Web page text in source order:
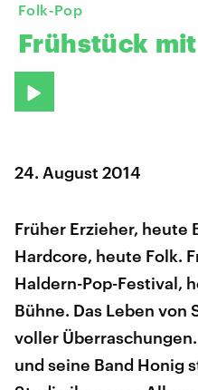
Folk-Pop
Frühstück mit
24. August 2014
Früher Erzieher, heute
Hardcore, heute Folk.
Haldern-Pop-Festival,
Bühne. Das Leben von
voller
und seine Band Honig